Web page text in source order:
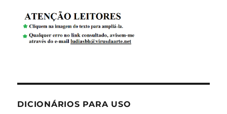
DICIONÁRIOS PARA USO